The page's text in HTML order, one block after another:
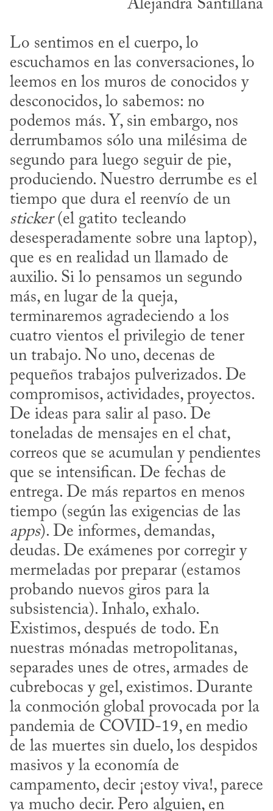
Alejandra Santillana
Lo sentimos en el cuerpo, lo
escuchamos en las conversaciones, lo
leemos en los muros de conocidos y
desconocidos, lo sabemos: no
podemos más. Y, sin embargo, nos
derrumbamos sólo una milésima de
segundo para luego seguir de pie,
produciendo. Nuestro derrumbe es el
sticker (el gatito tecleando
desesperadamente sobre una laptop),
que es en realidad un llamado de
auxilio. Si lo pensamos un segundo
más, en lugar de la queja,
terminaremos agradeciendo a los
cuatro vientos el privilegio de tener
un trabajo. No uno, decenas de
pequeños trabajos pulverizados. De
compromisos, actividades, proyectos.
De ideas para salir al paso. De
toneladas de mensajes en el chat,
correos que se acumulan y pendientes
que se intensifican. De fechas de
entrega. De más repartos en menos
apps). De informes, demandas,
deudas. De exámenes por corregir y
mermeladas por preparar (estamos
probando nuevos giros para la
subsistencia). Inhalo, exhalo.
Existimos, después de todo. En
nuestras mónadas metropolitanas,
separades unes de otres, armades de
cubrebocas y gel, existimos. Durante
la conmoción global provocada por la
pandemia de COVID-19, en medio
de las muertes sin duelo, los despidos
masivos y la economía de
campamento, decir ¡estoy viva!, parece
ya mucho decir. Pero alguien, en